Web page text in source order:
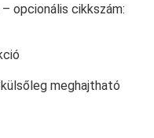
opcionális cikkszám:
meghajtható